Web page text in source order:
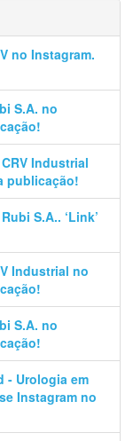
no Instagram.
S.A. no
Industrial
publicação!
S.A.. ‘Link’
Industrial no
S.A. no
- Urologia em
Instagram no